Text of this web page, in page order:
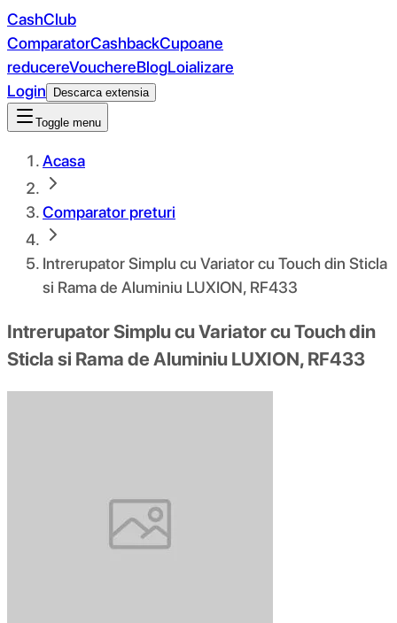
CashClub
ComparatorCashbackCupoane
reducereVouchereBlogLoializare
Login
Descarca extensia
Toggle menu
Acasa
Comparator preturi
Intrerupator Simplu cu Variator cu Touch din Sticla
si Rama de Aluminiu LUXION, RF433
Intrerupator Simplu cu Variator cu Touch din
Sticla si Rama de Aluminiu LUXION, RF433